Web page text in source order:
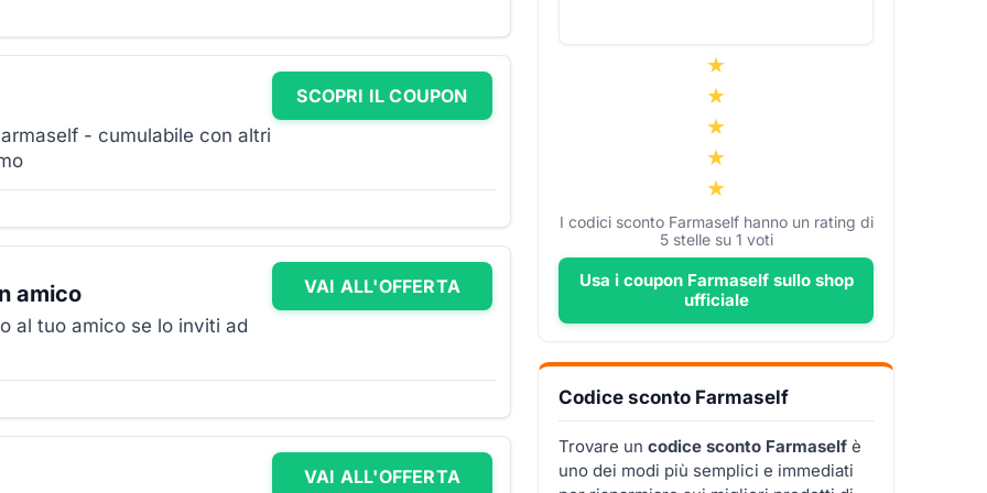
- cumulabile con altri
SCOPRI IL COUPON
amico
al tuo amico se lo inviti ad
VAI ALL'OFFERTA
VAI ALL'OFFERTA
I codici sconto Farmaself hanno un rating di
5stelle su 1 voti
Usa i coupon Farmaself sullo shop
ufficiale
Codice sconto Farmaself
Trovare un codice sconto Farmaself è
uno dei modi più semplici e immediati